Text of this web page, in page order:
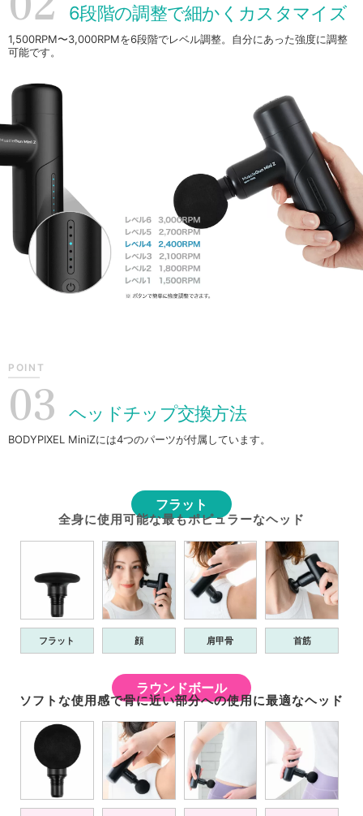
6段階の調整で細かくカスタマイズ
1,500RPM〜3,000RPMを6段階でレベル調整。自分にあった強度に調整
可能です。
POINT
03 ヘッドチップ交換方法
BODYPIXEL MiniZには4つのパーツが付属しています。
フラット
全身に使用可能な最もポピュラーなヘッド
フラット 顔 肩甲骨 首筋
ラウンドボール
ソフトな使用感で骨に近い部分への使用に最適なヘッド